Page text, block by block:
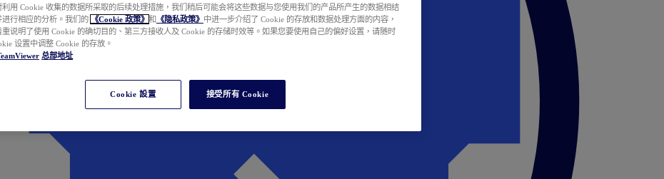
利用 Cookie 收集的数据所采取的后续处理措施，我们稍后可能会将这些数据与您使用我们的产品所产生的数据相结
进行相应的分析。我们的
《Cookie 政策》 和 《隐私政策》 中进一步介绍了 Cookie 的存放和数据处理方面的内容，
重说明了使用 Cookie 的确切目的、第三方接收人及 Cookie 的存储时效等。如果您要使用自己的偏好设置，请随时
设置中调整 Cookie 的存放。
总部地址
Cookie 設置 接受所有 Cookie